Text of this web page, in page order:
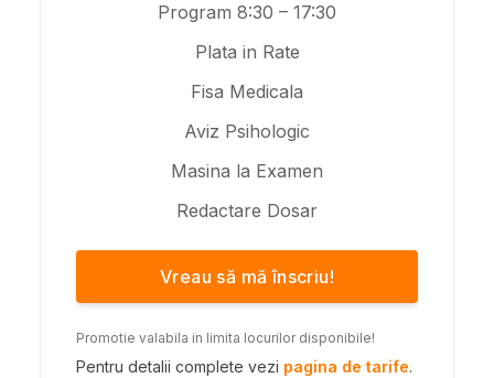
Program 8:30 – 17:30
Plata in Rate
Fisa Medicala
Aviz Psihologic
Masina la Examen
Redactare Dosar
Vreau să mă înscriu!
Promotie valabila in limita locurilor disponibile!
Pentru detalii complete vezi pagina de tarife.